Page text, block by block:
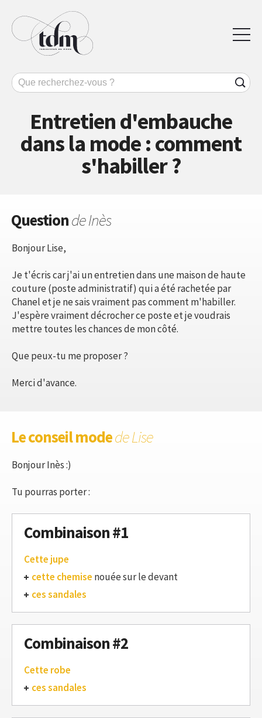
Entretien d'embauche
dans la mode : comment
s'habiller ?
Questionde Inès
Bonjour Lise,
Je t'écris car j'ai un entretien dans une maison de haute
couture (poste administratif) qui a été rachetée par
Chanel et je ne sais vraiment pas comment m'habiller.
J'espère vraiment décrocher ce poste et je voudrais
mettre toutes les chances de mon côté.
Que peux-tu me proposer ?
Merci d'avance.
Le conseil modede Lise
Bonjour Inès :)
Tu pourras porter :
Combinaison #1
Cette jupe
cette chemise nouée sur le devant
ces sandales
Combinaison #2
Cette robe
ces sandales